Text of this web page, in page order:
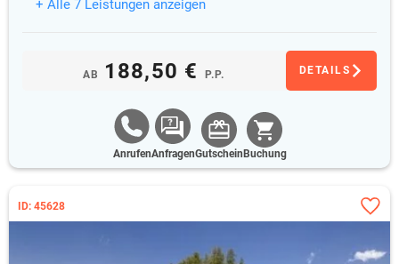
+ Alle 7 Leistungen anzeigen
AB 188,50 € P.P. DETAILS
AnrufenAnfragenGutschein Buchung
ID: 45628